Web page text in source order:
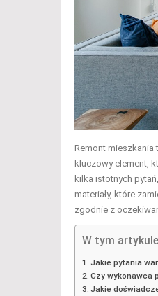
Remont
kluczowy element,
kilka istotnych
materiały, które
zgodnie z
W tym
Jakie pytania
Czy wykonawca
Jakie